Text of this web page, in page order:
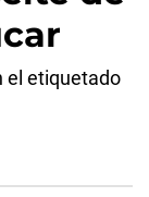
el etiquetado